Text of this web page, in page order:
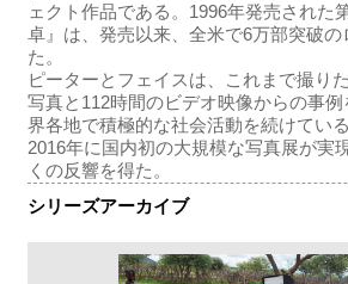
ェクト作品である。1996年発売された
卓』は、発売以来、全米で6万部突破の
た。
ピーターとフェイスは、これまで撮り
写真と112時間のビデオ映像からの事
界各地で積極的な社会活動を続けてい
2016年に国内初の大規模な写真展が実
くの反響を得た。
シリーズアーカイブ